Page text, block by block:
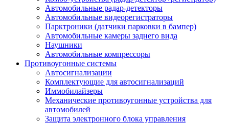
Автомобильные радар-детекторы
Автомобильные видеорегистраторы
Парктроники (датчики парковки в бампер)
Автомобильные камеры заднего вида
Наушники
Автомобильные компрессоры
Противоугонные системы
Автосигнализации
Комплектующие для автосигнализаций
Иммобилайзеры
Механические противоугонные устройства для
автомобилей
Защита электронного блока управления